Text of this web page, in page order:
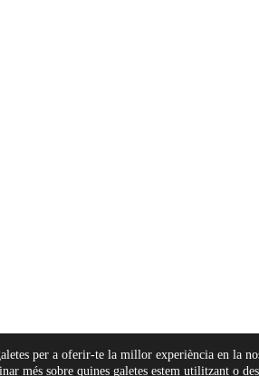
per a oferir-te la millor experiència en la
més sobre quines galetes estem utilitzant o